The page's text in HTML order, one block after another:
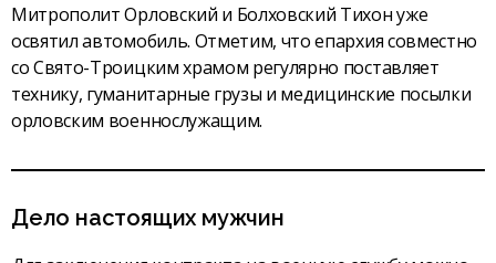
Митрополит Орловский и Болховский Тихон уже
освятил автомобиль. Отметим, что епархия совместно
со Свято-Троицким храмом регулярно поставляет
технику, гуманитарные грузы и медицинские посылки
орловским военнослужащим.
Дело настоящих мужчин